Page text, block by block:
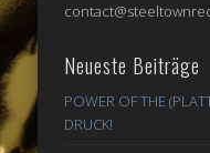
Neueste Beiträge
POWER OF THE
DRUCK!